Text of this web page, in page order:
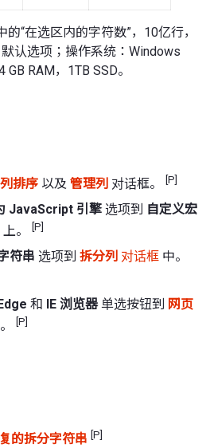
“在选区内的字符数”，10亿行，
认选项；操作系统：Windows
RAM，1TB SSD。
列排序 以及 管理列 对话框。 [P]
JavaScript 引擎选项到 自定义宏
上。 [P]
符串 选项到 拆分列 对话框 中。
和 IE 浏览器单选按钮到 网页
[P]
的拆分字符串 [P]